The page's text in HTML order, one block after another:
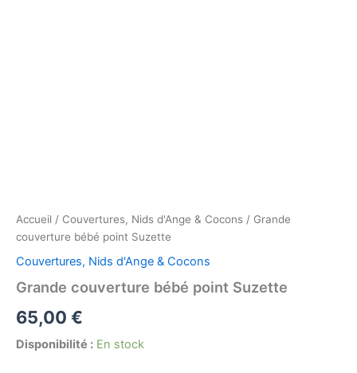
Accueil / Couvertures, Nids d'Ange & Cocons / Grande
couverture bébé point Suzette
Couvertures, Nids d'Ange & Cocons
Grande couverture bébé point Suzette
65,00 €
Disponibilité : En stock